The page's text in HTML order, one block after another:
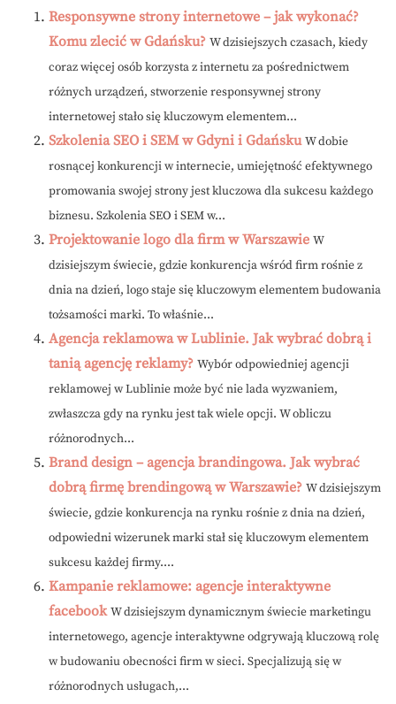
Responsywne strony internetowe – jak wykonać?
Komu zlecić w Gdańsku? W dzisiejszych czasach, kiedy
coraz więcej osób korzysta z internetu za pośrednictwem
różnych urządzeń, stworzenie responsywnej strony
internetowej stało się kluczowym elementem...
Szkolenia SEO i SEM w Gdyni i Gdańsku W dobie
rosnącej konkurencji w internecie, umiejętność efektywnego
promowania swojej strony jest kluczowa dla sukcesu każdego
biznesu. Szkolenia SEO i SEM w...
Projektowanie logo dla firm w Warszawie W
dzisiejszym świecie, gdzie konkurencja wśród firm rośnie z
dnia na dzień, logo staje się kluczowym elementem budowania
tożsamości marki. To właśnie...
Agencja reklamowa w Lublinie. Jak wybrać dobrą i
tanią agencję reklamy? Wybór odpowiedniej agencji
reklamowej w Lublinie może być nie lada wyzwaniem,
zwłaszcza gdy na rynku jest tak wiele opcji. W obliczu
różnorodnych...
Brand design – agencja brandingowa. Jak wybrać
dobrą firmę brendingową w Warszawie? W dzisiejszym
świecie, gdzie konkurencja na rynku rośnie z dnia na dzień,
odpowiedni wizerunek marki stał się kluczowym elementem
sukcesu każdej firmy....
Kampanie reklamowe: agencje interaktywne
facebook W dzisiejszym dynamicznym świecie marketingu
internetowego, agencje interaktywne odgrywają kluczową rolę
w budowaniu obecności firm w sieci. Specjalizują się w
różnorodnych usługach,...